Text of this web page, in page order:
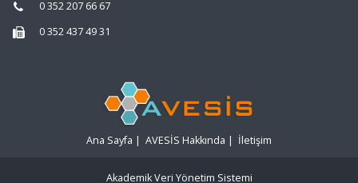
0 352 207 66 67
0 352 437 49 31
Ana Sayfa | AVESİS Hakkında | İletişim
Akademik Veri Yönetim Sistemi